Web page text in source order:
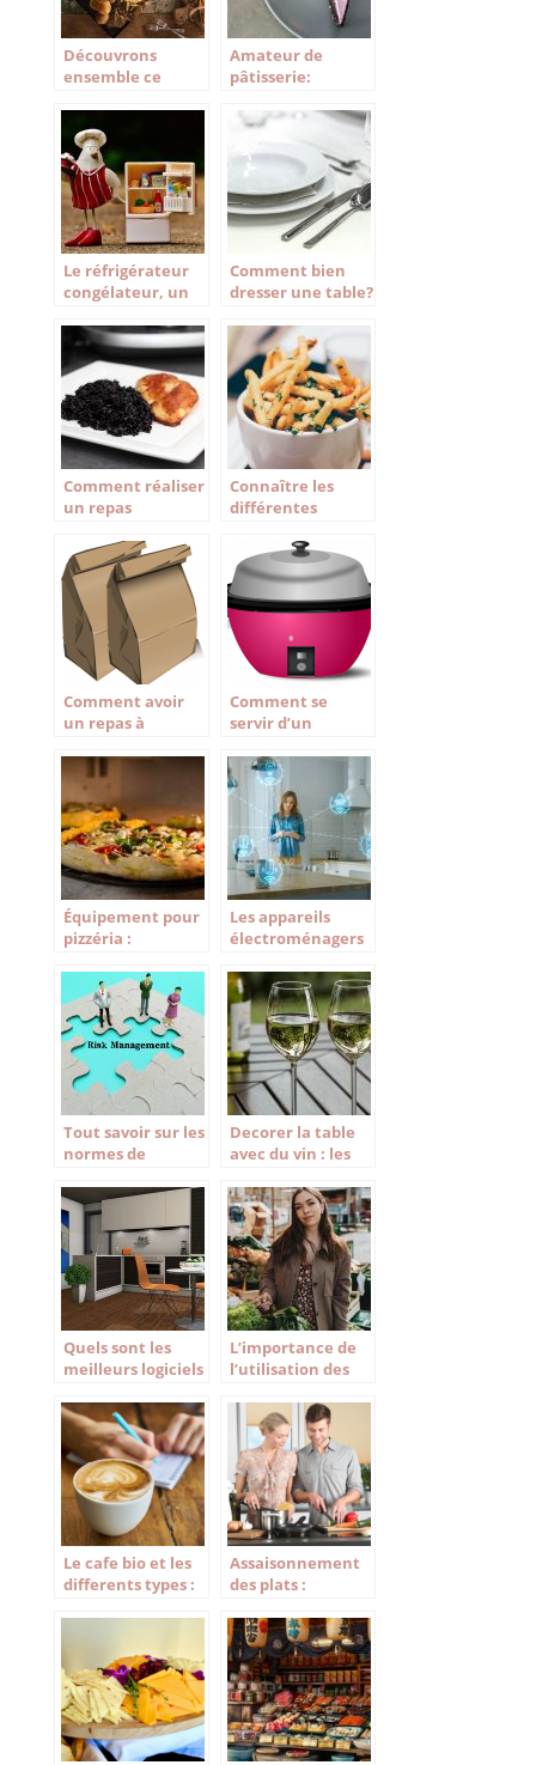
Découvrons
ensemble ce
Amateur de
pâtisserie:
vous pouvez
utiliser chez vous.
Le réfrigérateur
congélateur, un
cuisine
Comment bien
dresser une table?
Comment réaliser
un repas
Connaître les
différentes
moment
Comment avoir
un repas à
déjeuner ?
Comment se
servir d’un
Équipement pour
pizzéria :
appareils
parfaits !
Les appareils
électroménagers
cuisine
Tout savoir sur les
normes de
Decorer la table
avec du vin : les
Quels sont les
meilleurs logiciels
gratuit de 2021 ?
L’importance de
l’utilisation des
pour un
restaurant
Le cafe bio et les
differents types :
Assaisonnement
des plats :
choisir vos epices
?